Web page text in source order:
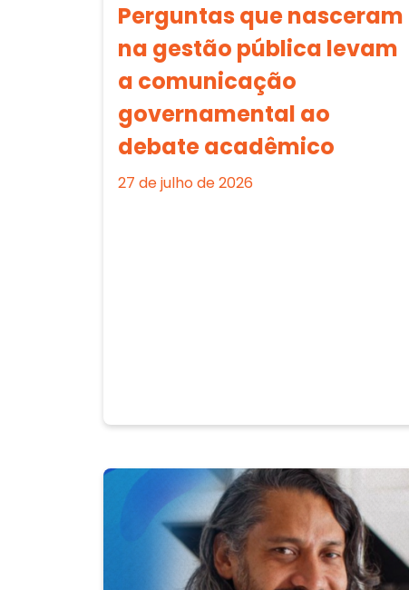
Perguntas que nasceram
na gestão pública levam
a comunicação
governamental ao
debate acadêmico
27 de julho de 2026